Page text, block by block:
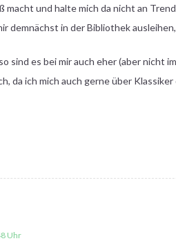
macht und halte mich da nicht an
demnächst in der Bibliothek
sind es bei mir auch eher (aber nicht
da ich mich auch gerne über
Uhr